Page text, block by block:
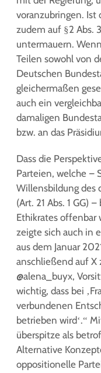
voranzubringen. Ist
zudem auf §2 Abs.
untermauern.
Teilen sowohl von
Deutschen
gleichermaßen
auch ein
damaligen
bzw. an das
Dass die
Parteien, welche –
Willensbildung des
(Art. 21 Abs. 1 GG)
Ethikrates offenbar
zeigte sich auch in
aus dem Januar
anschließend auf X
@alena_buyx,
wichtig, dass bei
verbundenen
betrieben wird‘.“
überspitze als
Alternative
oppositionelle